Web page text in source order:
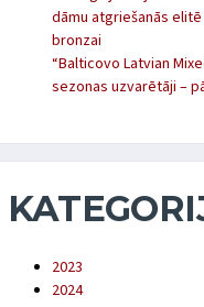
dāmu atgriešanās
bronzai
“Balticovo Latvian
sezonas uzvarētāji –
2023
2024